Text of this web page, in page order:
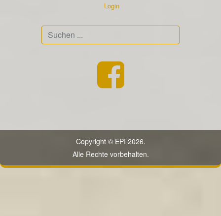
Login
Copyright © EPI 2026.
Alle Rechte vorbehalten.